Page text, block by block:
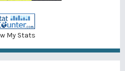
My Stats